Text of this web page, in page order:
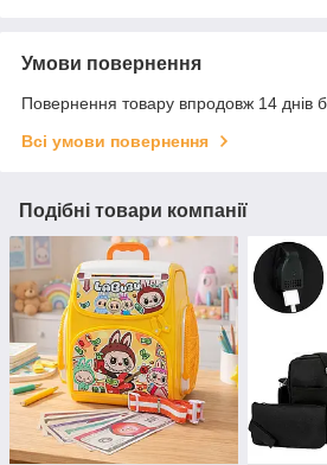
Умови повернення
Повернення товару впродовж 14 днів
Всі умови повернення
Подібні товари компанії